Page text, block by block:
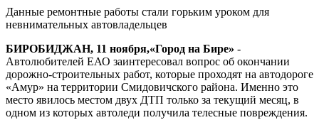
Чита
-
Данные ремонтные работы стали горьким уроком для
невнимательных автовладельцев
БИРОБИДЖАН, 11 ноября,«Город на Бире» -
Автолюбителей ЕАО заинтересовал вопрос об окончании
дорожно-строительных работ, которые проходят на автодороге
«Амур» на территории Смидовичского района. Именно это
место явилось местом двух ДТП только за текущий месяц, в
одном из которых автоледи получила телесные повреждения.